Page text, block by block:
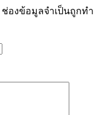
ช่องข้อมูลจำเป็นถูกทำ